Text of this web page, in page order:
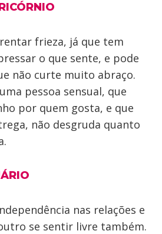
frieza, já que tem
o que sente, e pode
não curte muito abraço.
pessoa sensual, que
por quem gosta, e que
não desgruda quanto
nas relações e
se sentir livre também.